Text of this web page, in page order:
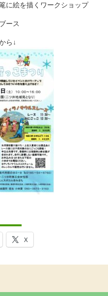
に絵を描くワークショップ
ース
ら↓
X